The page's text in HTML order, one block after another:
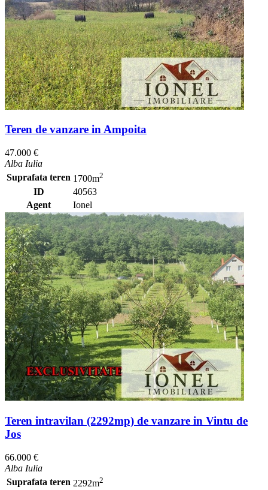
Teren de vanzare in Ampoita
47.000 €
Alba Iulia
Suprafata teren 1700m2
ID
40563
Agent
Ionel
Teren intravilan (2292mp) de vanzare in Vintu de
Jos
66.000 €
Alba Iulia
Suprafata teren 2292m2